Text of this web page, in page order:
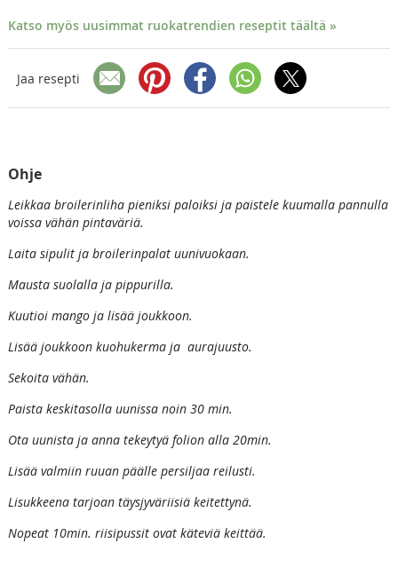
Katso myös uusimmat ruokatrendien reseptit täältä »
Jaa resepti
Ohje
Leikkaa broilerinliha pieniksi paloiksi ja paistele kuumalla pannulla
voissa vähän pintaväriä.
Laita sipulit ja broilerinpalat uunivuokaan.
Mausta suolalla ja pippurilla.
Kuutioi mango ja lisää joukkoon.
Lisää joukkoon kuohukerma ja aurajuusto.
Sekoita vähän.
Paista keskitasolla uunissa noin 30 min.
Ota uunista ja anna tekeytyä folion alla 20min.
Lisää valmiin ruuan päälle persiljaa reilusti.
Lisukkeena tarjoan täysjyväriisiä keitettynä.
Nopeat 10min. riisipussit ovat käteviä keittää.